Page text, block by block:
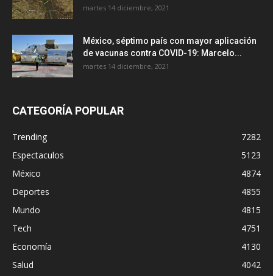
martes 14 diciembre, 2021
México, séptimo país con mayor aplicación
de vacunas contra COVID-19: Marcelo...
martes 14 diciembre, 2021
CATEGORÍA POPULAR
Trending
7282
Espectaculos
5123
México
4874
Deportes
4855
Mundo
4815
Tech
4751
Economía
4130
Salud
4042